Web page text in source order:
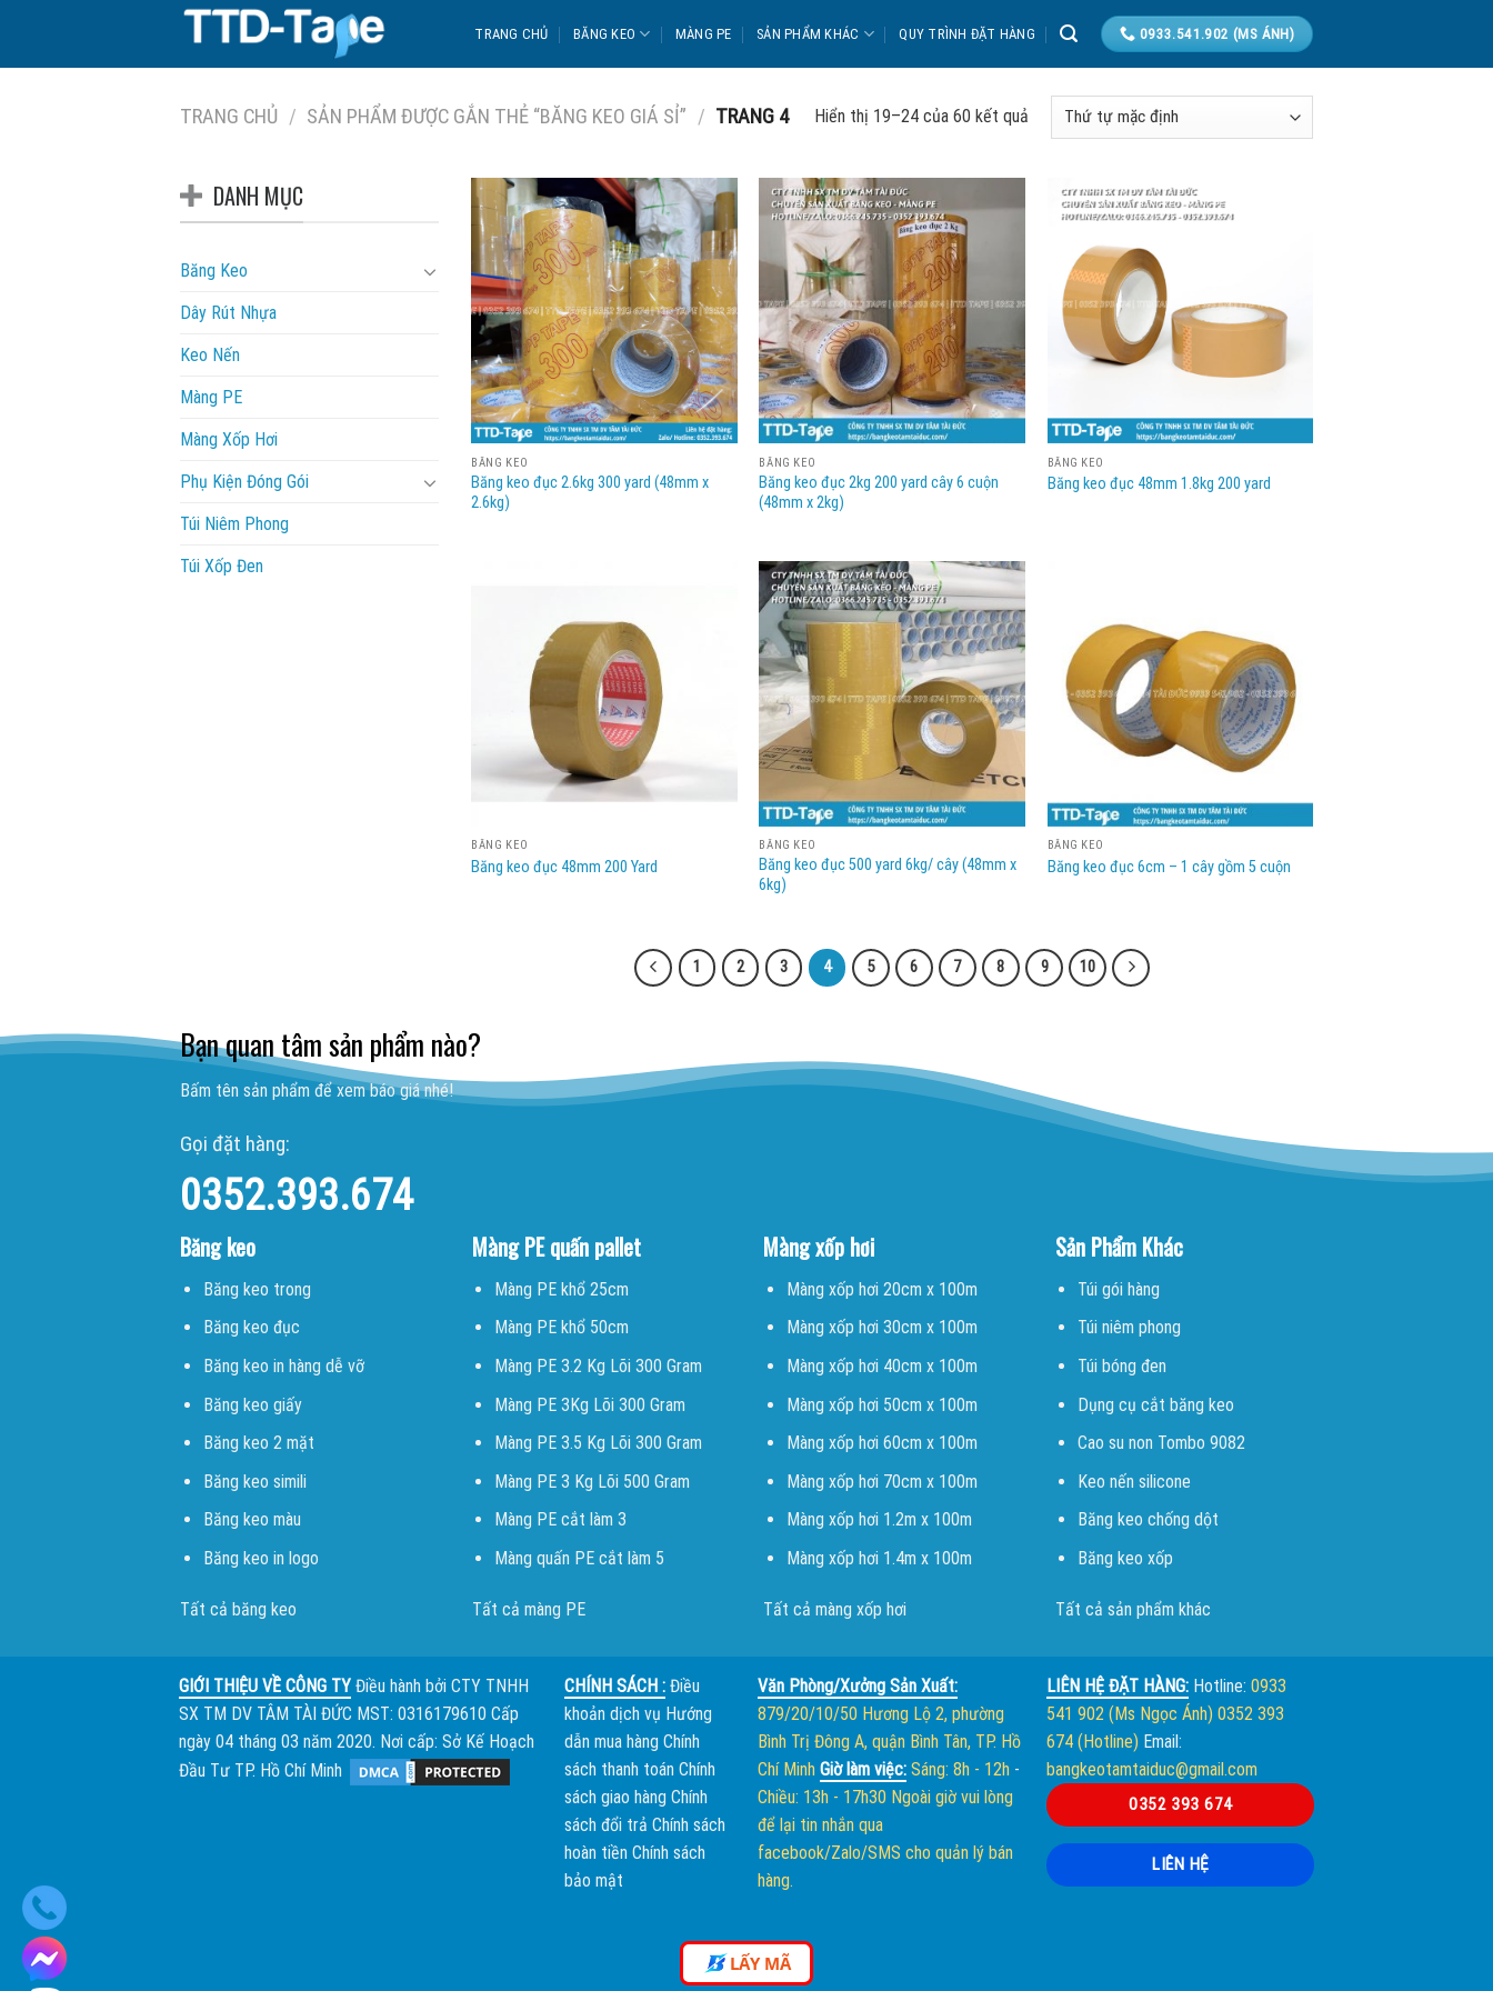
content
TRANG CHỦ BĂNG KEO MÀNG PE SẢN PHẨM KHÁC QUY TRÌNH ĐẶT HÀNG 0933.541.902 (MS ÁNH)
TRANG CHỦ / SẢN PHẨM ĐƯỢC GẮN THẺ “BĂNG KEO GIÁ SỈ” / TRANG 4 Hiển thị 19–24 của 60 kết quả
DANH MỤC
Băng Keo
Dây Rút Nhựa
Keo Nến
Màng PE
Màng Xốp Hơi
Phụ Kiện Đóng Gói
Túi Niêm Phong
Túi Xốp Đen
BĂNG KEO
Băng keo đục 2.6kg 300 yard (48mm x
2.6kg)
BĂNG KEO
Băng keo đục 2kg 200 yard cây 6 cuộn
(48mm x 2kg)
BĂNG KEO
Băng keo đục 48mm 1.8kg 200 yard
BĂNG KEO
Băng keo đục 48mm 200 Yard
BĂNG KEO
Băng keo đục 500 yard 6kg/ cây (48mm x
6kg)
BĂNG KEO
Băng keo đục 6cm – 1 cây gồm 5 cuộn
1 2 3 4 5 6 7 8 9 10
Bạn quan tâm sản phẩm nào?
Bấm tên sản phẩm để xem báo giá nhé!
Gọi đặt hàng:
0352.393.674
Băng keo
Băng keo trong
Băng keo đục
Băng keo in hàng dễ vỡ
Băng keo giấy
Băng keo 2 mặt
Băng keo simili
Băng keo màu
Băng keo in logo
Tất cả băng keo
Màng PE quấn pallet
Màng PE khổ 25cm
Màng PE khổ 50cm
Màng PE 3.2 Kg Lõi 300 Gram
Màng PE 3Kg Lõi 300 Gram
Màng PE 3.5 Kg Lõi 300 Gram
Màng PE 3 Kg Lõi 500 Gram
Màng PE cắt làm 3
Màng quấn PE cắt làm 5
Tất cả màng PE
Màng xốp hơi
Màng xốp hơi 20cm x 100m
Màng xốp hơi 30cm x 100m
Màng xốp hơi 40cm x 100m
Màng xốp hơi 50cm x 100m
Màng xốp hơi 60cm x 100m
Màng xốp hơi 70cm x 100m
Màng xốp hơi 1.2m x 100m
Màng xốp hơi 1.4m x 100m
Tất cả màng xốp hơi
Sản Phẩm Khác
Túi gói hàng
Túi niêm phong
Túi bóng đen
Dụng cụ cắt băng keo
Cao su non Tombo 9082
Keo nến silicone
Băng keo chống dột
Băng keo xốp
Tất cả sản phẩm khác
GIỚI THIỆU VỀ CÔNG TYĐiều hành bởi CTY TNHH
SX TM DV TÂM TÀI ĐỨC MST: 0316179610 Cấp
ngày 04 tháng 03 năm 2020. Nơi cấp: Sở Kế Hoạch
Đầu Tư TP. Hồ Chí Minh
CHÍNH SÁCH : Điều
khoản dịch vụ Hướng
dẫn mua hàng Chính
sách thanh toán Chính
sách giao hàng Chính
sách đổi trả Chính sách
hoàn tiền Chính sách
bảo mật
Văn Phòng/Xưởng Sản Xuất:
879/20/10/50 Hương Lộ 2, phường
Bình Trị Đông A, quận Bình Tân, TP. Hồ
Chí Minh Giờ làm việc: Sáng: 8h - 12h-
Chiều: 13h - 17h30 Ngoài giờ vui lòng
để lại tin nhắn qua
facebook/Zalo/SMS cho quản lý bán
hàng.
LIÊN HỆ ĐẶT HÀNG: Hotline:0933
541 902 (Ms Ngọc Ánh) 0352 393
674 (Hotline) Email:
bangkeotamtaiduc@gmail.com
0352 393 674
LIÊN HỆ
LẤY MÃ